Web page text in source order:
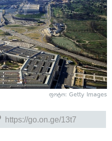
ფოტო: Getty Images